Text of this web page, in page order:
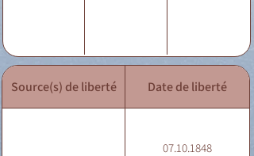
Source(s) de liberté Date de liberté
07.10.1848